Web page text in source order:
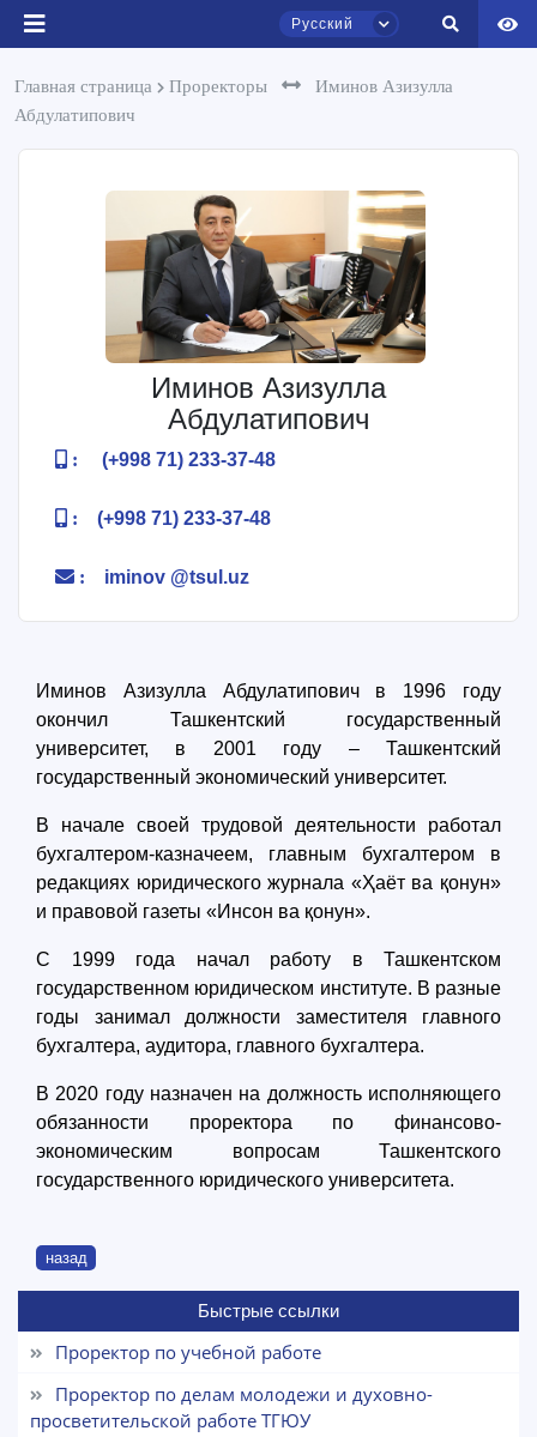
Русский
Главная страница Проректоры
Иминов Азизулла
Абдулатипович
Иминов Азизулла
Абдулатипович
: (+998 71) 233-37-48
: (+998 71) 233-37-48
: iminov @tsul.uz
Иминов Азизулла Абдулатипович в 1996 году
окончил Ташкентский государственный
университет, в 2001 году – Ташкентский
государственный экономический университет.
В начале своей трудовой деятельности работал
бухгалтером-казначеем, главным бухгалтером в
редакциях юридического журнала «Ҳаёт ва қонун»
и правовой газеты «Инсон ва қонун».
С 1999 года начал работу в Ташкентском
государственном юридическом институте. В разные
годы занимал должности заместителя главного
бухгалтера, аудитора, главного бухгалтера.
В 2020 году назначен на должность исполняющего
обязанности проректора по финансово-
экономическим вопросам Ташкентского
государственного юридического университета.
назад
Быстрые ссылки
Проректор по учебной работе
Проректор по делам молодежи и духовно-
просветительской работе ТГЮУ
Чат приёмной комиссии ТГЮУ
Здравствуйте! Добро пожаловать в чат
приёмной комиссии ТГЮУ.
Оставляйте здесь свои обращения по
вопросам приёма.
Выберите тему — затем появятся
конкретные вопросы:
4. Собеседование (магистр) (5)
6. Онлайн-заявки (15)